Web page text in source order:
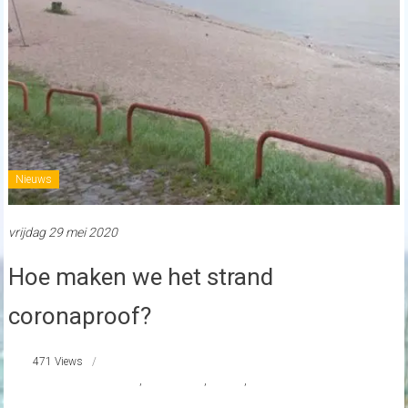
Nieuws
vrijdag 29 mei 2020
Hoe maken we het strand
coronaproof?
471 Views
, , ,